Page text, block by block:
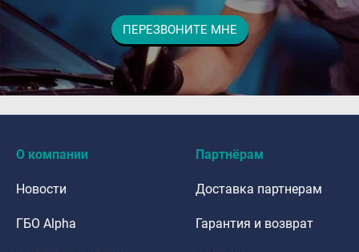
ПЕРЕЗВОНИТЕ МНЕ
О компании
Новости
ГБО Alpha
Партнёрам
Доставка партнерам
Гарантия и возврат